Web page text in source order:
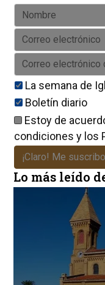
La semana de
Boletín diario
Estoy de
condiciones y los
¡Claro! Me suscribo
Lo más leído